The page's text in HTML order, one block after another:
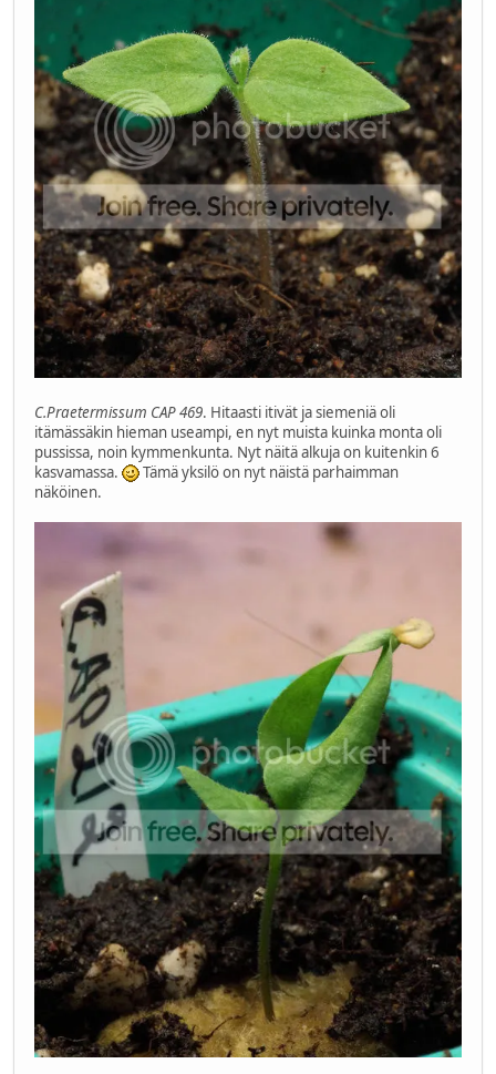
C.Praetermissum CAP 469. Hitaasti itivät ja siemeniä oli
itämässäkin hieman useampi, en nyt muista kuinka monta oli
pussissa, noin kymmenkunta. Nyt näitä alkuja on kuitenkin 6
kasvamassa.
Tämä yksilö on nyt näistä parhaimman
näköinen.